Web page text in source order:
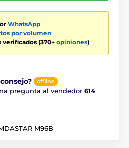
WhatsApp
por volumen
verificados (370+ opiniones)
offline
pregunta al vendedor 614
M96B